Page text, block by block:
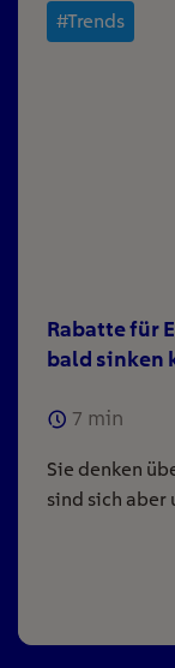
#Trends
Rabatte für
bald sinken
7 min
Sie denken
sind sich aber